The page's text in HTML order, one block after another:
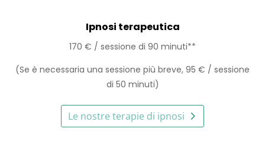
Ipnosi terapeutica
170 € / sessione di 90 minuti**
(Se è necessaria una sessione più breve, 95 € / sessione
di 50 minuti)
Le nostre terapie di ipnosi